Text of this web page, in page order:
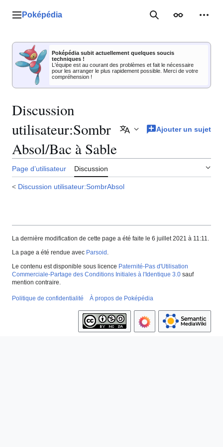
Menu principal
Poképédia RechercherApparence
Poképédia subit actuellement quelques soucis
techniques !
L'équipe est au courant des problèmes et fait le nécessaire
pour les arranger le plus rapidement possible. Merci de votre
compréhension !
Discussion
utilisateur:Sombr
Absol/Bac à Sable
Ajouter des langues
Ajouter un sujet
Page d’utilisateur Discussion
< Discussion utilisateur:SombrAbsol
La dernière modification de cette page a été faite le 6 juillet 2021 à 11:11.
La page a été rendue avec Parsoid .
Le contenu est disponible sous licence Paternité-Pas d'Utilisation
Commerciale-Partage des Conditions Initiales à l'Identique 3.0 sauf
mention contraire.
Politique de confidentialité À propos de Poképédia